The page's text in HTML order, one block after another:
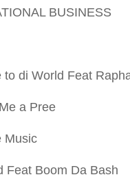
BUSINESS
to di World Feat
a Pree
Music
Feat Boom Da Bash